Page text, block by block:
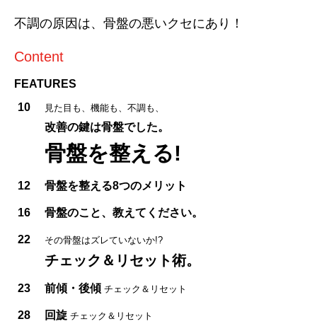
不調の原因は、骨盤の悪いクセにあり！
Content
FEATURES
10
見た目も、機能も、不調も、
改善の鍵は骨盤でした。
骨盤を整える!
12 骨盤を整える8つのメリット
16 骨盤のこと、教えてください。
22 その骨盤はズレていないか!?
チェック＆リセット術。
23 前傾・後傾 チェック＆リセット
28 回旋 チェック＆リセット